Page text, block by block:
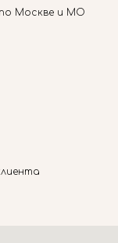
Москве и МО